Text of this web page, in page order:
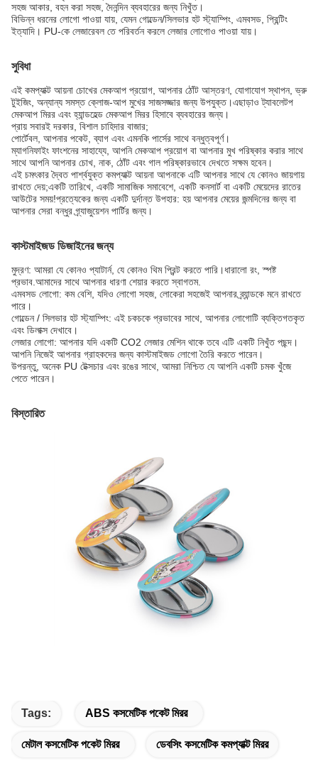
সহজ আকার, বহন করা সহজ, দৈনন্দিন ব্যবহারের জন্য নিখুঁত।
বিভিন্ন ধরনের লোগো পাওয়া যায়, যেমন গোল্ডেন/সিলভার হট স্ট্যাম্পিং, এমবসড, প্রিন্টিং
ইত্যাদি। PU-কে লেজারেবল তে পরিবর্তন করলে লেজার লোগোও পাওয়া যায়।
সুবিধা
এই কমপ্যাক্ট আয়না চোখের মেকআপ প্রয়োগ, আপনার ঠোঁট আস্তরণ, যোগাযোগ স্থাপন, ভ্রু
টুইজিং, অন্যান্য সমস্ত ক্লোজ-আপ মুখের সাজসজ্জার জন্য উপযুক্ত।এছাড়াও ট্যাবলেটপ
মেকআপ মিরর এবং হ্যান্ডহেল্ড মেকআপ মিরর হিসাবে ব্যবহারের জন্য।
প্রায় সবারই দরকার, বিশাল চাহিদার বাজার;
পোর্টেবল, আপনার পকেট, ব্যাগ এবং এমনকি পার্সের সাথে বন্ধুত্বপূর্ণ।
ম্যাগনিফাইং ফাংশনের সাহায্যে, আপনি মেকআপ প্রয়োগ বা আপনার মুখ পরিষ্কার করার সাথে
সাথে আপনি আপনার চোখ, নাক, ঠোঁট এবং গাল পরিষ্কারভাবে দেখতে সক্ষম হবেন।
এই চমৎকার দ্বৈত পার্শ্বযুক্ত কমপ্যাক্ট আয়না আপনাকে এটি আপনার সাথে যে কোনও জায়গায়
রাখতে দেয়;একটি তারিখে, একটি সামাজিক সমাবেশে, একটি কনসার্ট বা একটি মেয়েদের রাতের
আউটের সময়!প্রত্যেকের জন্য একটি দুর্দান্ত উপহার: হয় আপনার মেয়ের জন্মদিনের জন্য বা
আপনার সেরা বন্ধুর গ্র্যাজুয়েশন পার্টির জন্য।
কাস্টমাইজড ডিজাইনের জন্য
মুদ্রণ: আমরা যে কোনও প্যাটার্ন, যে কোনও থিম প্রিন্ট করতে পারি।ধারালো রং, স্পষ্ট
প্রভাব.আমাদের সাথে আপনার ধারণা শেয়ার করতে স্বাগতম.
এমবসড লোগো: কম বেশি, যদিও লোগো সহজ, লোকেরা সহজেই আপনার ব্র্যান্ডকে মনে রাখতে
পারে।
গোল্ডেন / সিলভার হট স্ট্যাম্পিং: এই চকচকে প্রভাবের সাথে, আপনার লোগোটি ব্যক্তিগতকৃত
এবং ডিলাক্স দেখাবে।
লেজার লোগো: আপনার যদি একটি CO2 লেজার মেশিন থাকে তবে এটি একটি নিখুঁত পছন্দ।
আপনি নিজেই আপনার গ্রাহকদের জন্য কাস্টমাইজড লোগো তৈরি করতে পারেন।
উপরন্তু, অনেক PU টেক্সচার এবং রঙের সাথে, আমরা নিশ্চিত যে আপনি একটি চমক খুঁজে
পেতে পারেন।
বিস্তারিত
Tags: ABS কসমেটিক পকেট মিরর
মেটাল কসমেটিক পকেট মিরর ডেবসিং কসমেটিক কমপ্যাক্ট মিরর